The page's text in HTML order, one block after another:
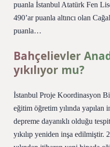
puanla İstanbul Atatürk Fen
490’ar puanla altıncı olan
puanla…
Bahçelievler
yıkılıyor mu?
İstanbul Proje Koordinasyon
eğitim öğretim yılında yapılan
depreme dayanıklı olduğu
yıkılıp yeniden inşa edilmiştir.